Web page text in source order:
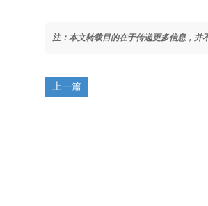
注：本文转载目的在于传递更多信息，并
上一篇